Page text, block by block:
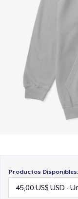
Productos Disponibles:
20,00 US$
Kids
30,00 US$
Unisex
Comfort